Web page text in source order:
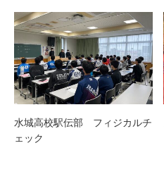
水城高校駅伝部 フィジカルチ
ェック